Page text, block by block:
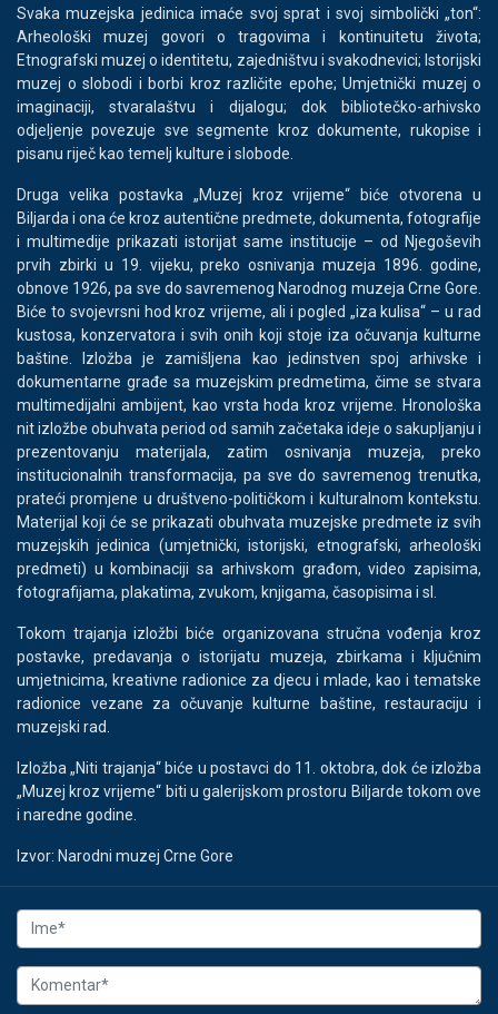
Svaka muzejska jedinica imaće svoj sprat i svoj simbolički „ton“:
Arheološki muzej govori o tragovima i kontinuitetu života;
Etnografski muzej o identitetu, zajedništvu i svakodnevici; Istorijski
muzej o slobodi i borbi kroz različite epohe; Umjetnički muzej o
imaginaciji, stvaralaštvu i dijalogu; dok bibliotečko-arhivsko
odjeljenje povezuje sve segmente kroz dokumente, rukopise i
pisanu riječ kao temelj kulture i slobode.
Druga velika postavka „Muzej kroz vrijeme“ biće otvorena u
Biljarda i ona će kroz autentične predmete, dokumenta, fotografije
i multimedije prikazati istorijat same institucije – od Njegoševih
prvih zbirki u 19. vijeku, preko osnivanja muzeja 1896. godine,
obnove 1926, pa sve do savremenog Narodnog muzeja Crne Gore.
Biće to svojevrsni hod kroz vrijeme, ali i pogled „iza kulisa“ – u rad
kustosa, konzervatora i svih onih koji stoje iza očuvanja kulturne
baštine. Izložba je zamišljena kao jedinstven spoj arhivske i
dokumentarne građe sa muzejskim predmetima, čime se stvara
multimedijalni ambijent, kao vrsta hoda kroz vrijeme. Hronološka
nit izložbe obuhvata period od samih začetaka ideje o sakupljanju i
prezentovanju materijala, zatim osnivanja muzeja, preko
institucionalnih transformacija, pa sve do savremenog trenutka,
prateći promjene u društveno-političkom i kulturalnom kontekstu.
Materijal koji će se prikazati obuhvata muzejske predmete iz svih
muzejskih jedinica (umjetnički, istorijski, etnografski, arheološki
predmeti) u kombinaciji sa arhivskom građom, video zapisima,
fotografijama, plakatima, zvukom, knjigama, časopisima i sl.
Tokom trajanja izložbi biće organizovana stručna vođenja kroz
postavke, predavanja o istorijatu muzeja, zbirkama i ključnim
umjetnicima, kreativne radionice za djecu i mlade, kao i tematske
radionice vezane za očuvanje kulturne baštine, restauraciju i
muzejski rad.
Izložba „Niti trajanja“ biće u postavci do 11. oktobra, dok će izložba
„Muzej kroz vrijeme“ biti u galerijskom prostoru Biljarde tokom ove
i naredne godine.
Izvor: Narodni muzej Crne Gore